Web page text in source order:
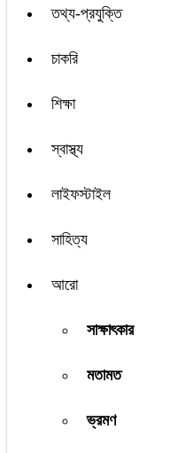
তথ্য-প্রযুক্তি
চাকরি
শিক্ষা
স্বাস্থ্য
লাইফস্টাইল
সাহিত্য
আরো
সাক্ষাৎকার
মতামত
ভ্রমণ